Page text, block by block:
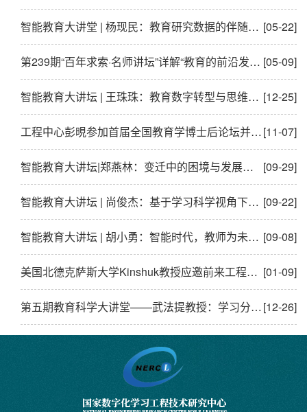
[05-22]
智能教育大讲堂 | 杨现民：教育研究数据的伴随式采集与应用实践
[05-09]
第239期“百年求索·名师讲坛”详解“教育的前沿发展”
[12-25]
智能教育大讲坛 | 王珠珠：教育数字转型与思维方式的转变
[11-07]
工程中心彭晛参加首届全国教育学博士后论坛并做主题分享
[09-29]
智能教育大讲坛|郑燕林：变迁中的困境与发展——一个正在路上的教育技术人的困惑与思考
[09-22]
​智能教育大讲坛 | 尚俊杰：基于学习科学视角下的游戏化学习研究
[09-08]
智能教育大讲坛 | 胡小勇：智能时代，教师为未知而教
[01-09]
美国北德克萨斯大学Kinshuk教授应邀前来工程中心举办讲座
[12-26]
第五期教育科学大讲堂——武法提教授：学习分析研究的探索与实践